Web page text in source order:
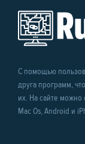
С помощью
друга программ,
их. На сайте
Mac Os, Android и